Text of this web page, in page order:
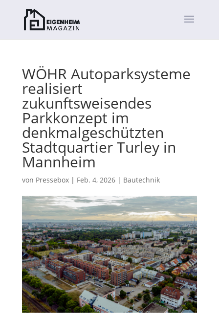
WÖHR Autoparksysteme
realisiert
zukunftsweisendes
Parkkonzept im
denkmalgeschützten
Stadtquartier Turley in
Mannheim
von Pressebox| Feb. 4, 2026| Bautechnik